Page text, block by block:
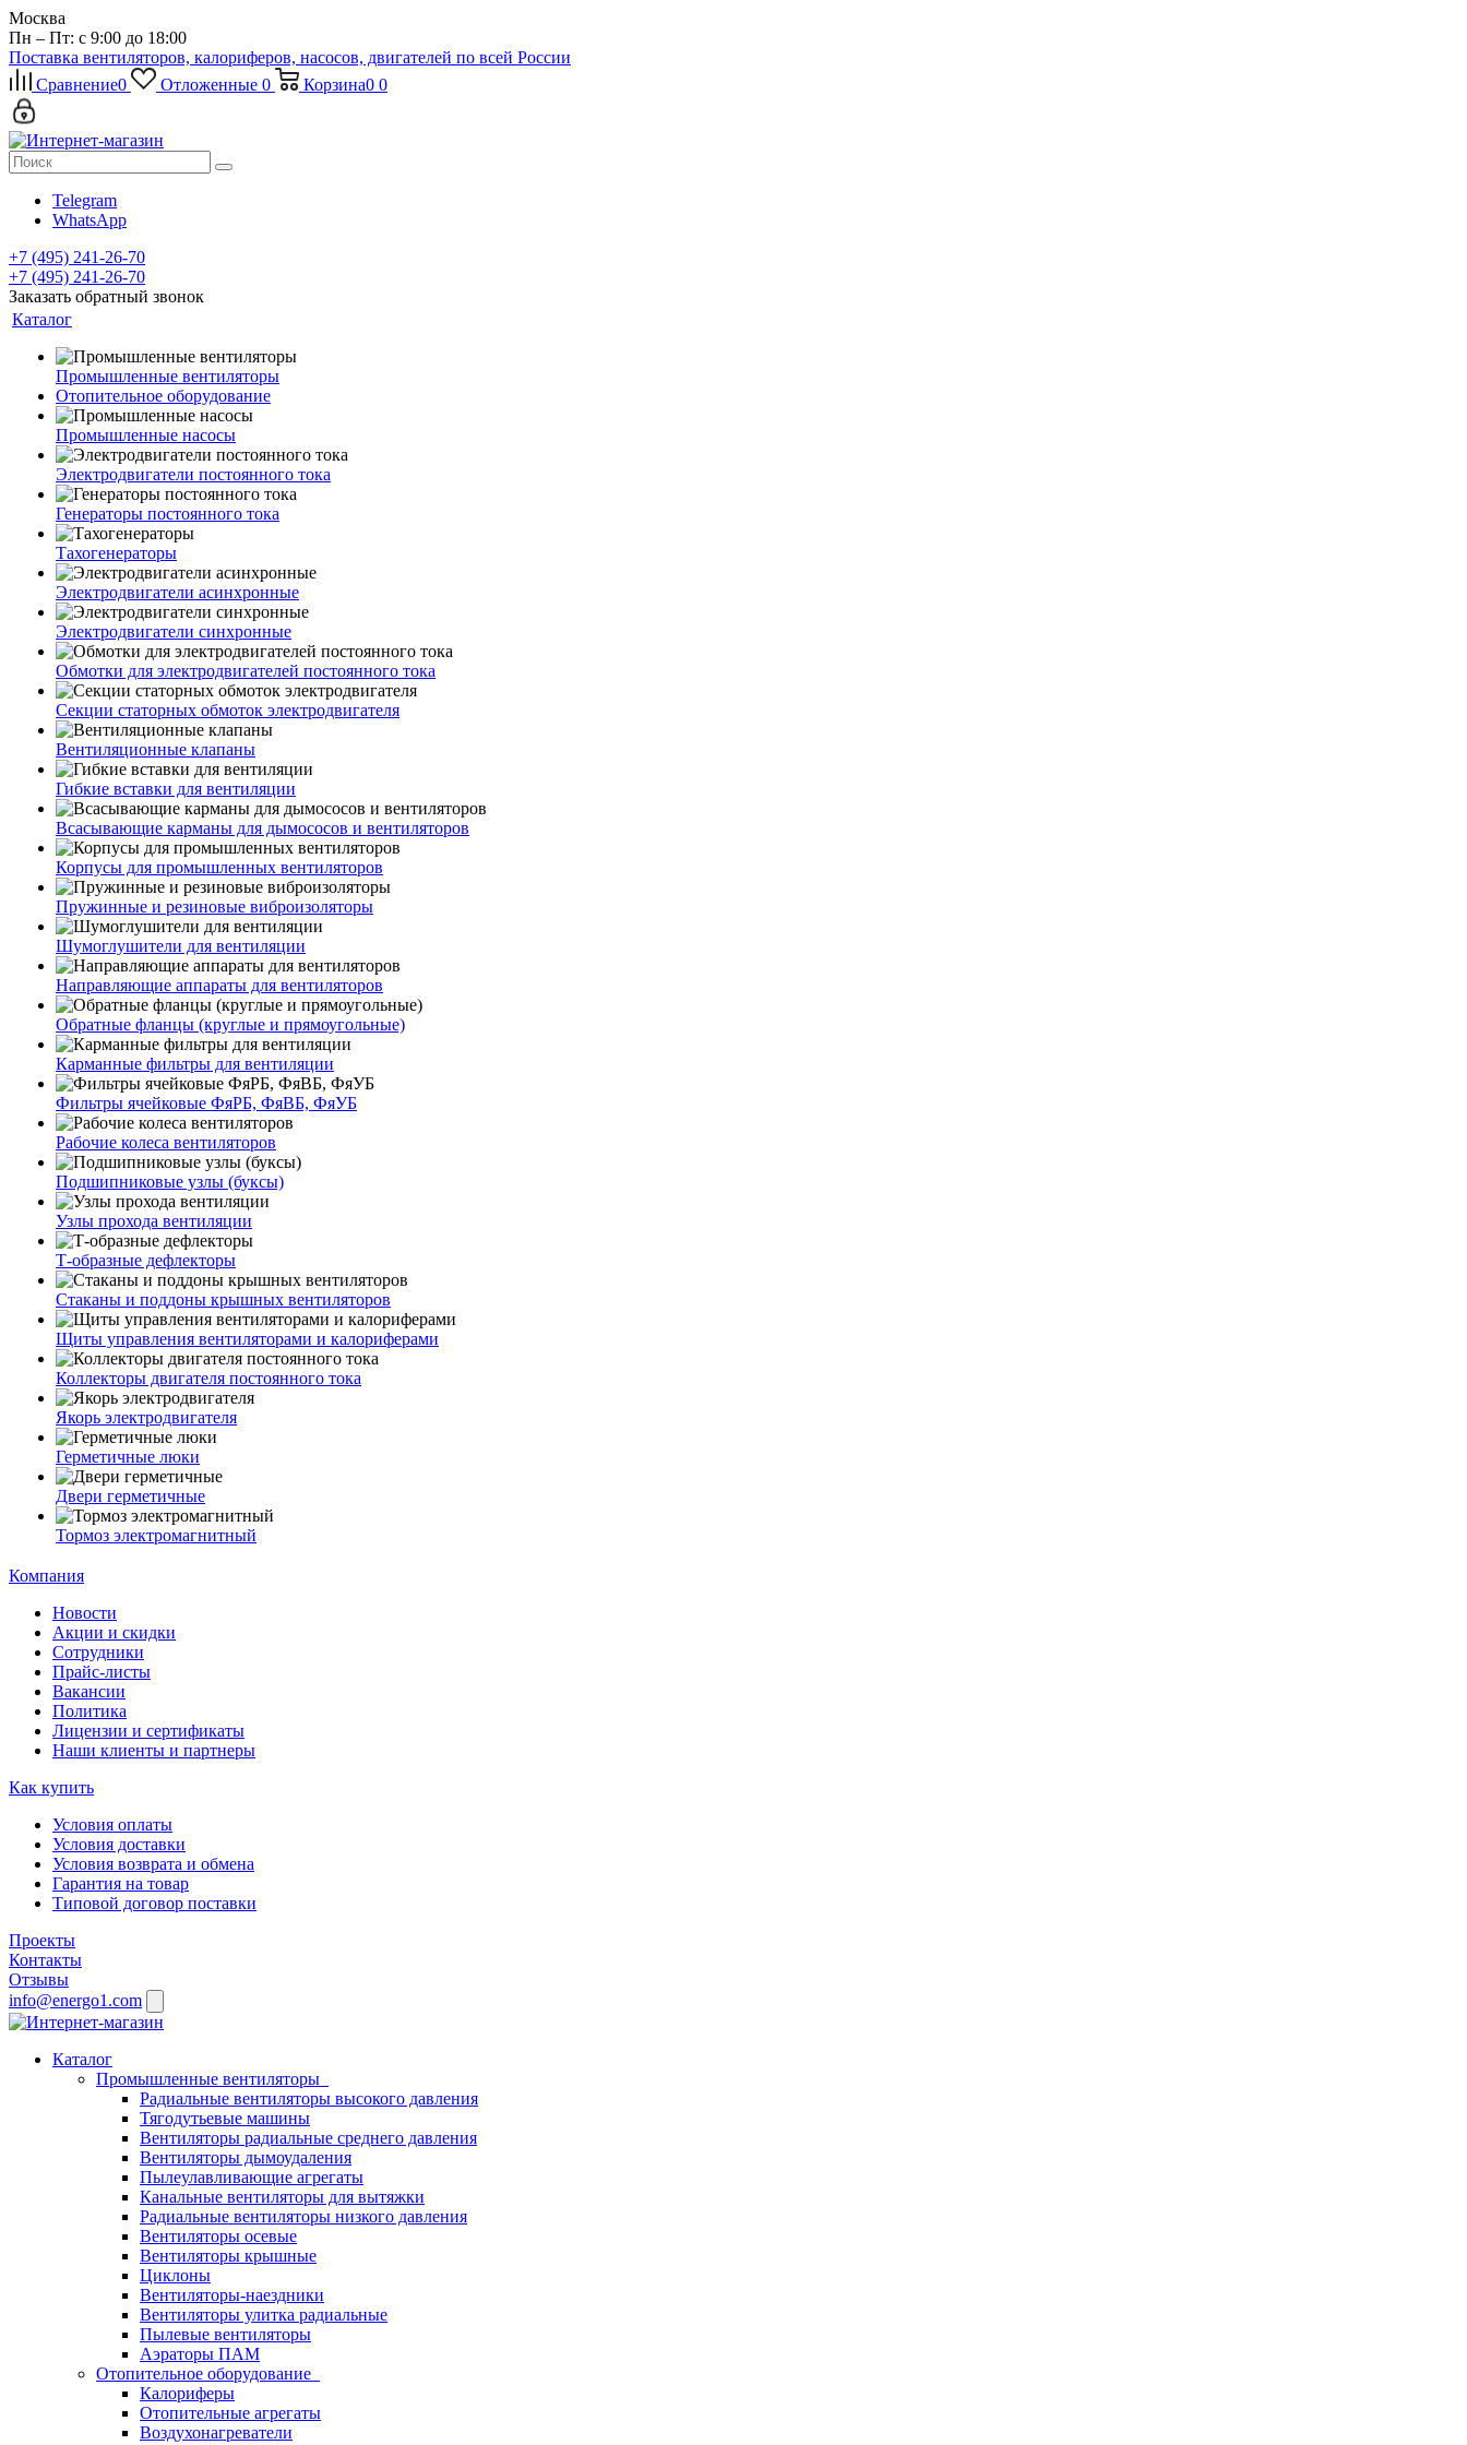
Москва
Пн – Пт: с 9:00 до 18:00
Поставка вентиляторов, калориферов, насосов, двигателей по всей России
Сравнение0 Отложенные 0 Корзина0 0
Telegram
WhatsApp
+7 (495) 241-26-70
+7 (495) 241-26-70
Заказать обратный звонок
Каталог
Промышленные вентиляторы
Отопительное оборудование
Промышленные насосы
Электродвигатели постоянного тока
Генераторы постоянного тока
Тахогенераторы
Электродвигатели асинхронные
Электродвигатели синхронные
Обмотки для электродвигателей постоянного тока
Секции статорных обмоток электродвигателя
Вентиляционные клапаны
Гибкие вставки для вентиляции
Всасывающие карманы для дымососов и вентиляторов
Корпусы для промышленных вентиляторов
Пружинные и резиновые виброизоляторы
Шумоглушители для вентиляции
Направляющие аппараты для вентиляторов
Обратные фланцы (круглые и прямоугольные)
Карманные фильтры для вентиляции
Фильтры ячейковые ФяРБ, ФяВБ, ФяУБ
Рабочие колеса вентиляторов
Подшипниковые узлы (буксы)
Узлы прохода вентиляции
Т-образные дефлекторы
Стаканы и поддоны крышных вентиляторов
Щиты управления вентиляторами и калориферами
Коллекторы двигателя постоянного тока
Якорь электродвигателя
Герметичные люки
Двери герметичные
Тормоз электромагнитный
Компания
Новости
Акции и скидки
Сотрудники
Прайс-листы
Вакансии
Политика
Лицензии и сертификаты
Наши клиенты и партнеры
Как купить
Условия оплаты
Условия доставки
Условия возврата и обмена
Гарантия на товар
Типовой договор поставки
Проекты
Контакты
Отзывы
info@energo1.com
Каталог
Промышленные вентиляторы
Радиальные вентиляторы высокого давления
Тягодутьевые машины
Вентиляторы радиальные среднего давления
Вентиляторы дымоудаления
Пылеулавливающие агрегаты
Канальные вентиляторы для вытяжки
Радиальные вентиляторы низкого давления
Вентиляторы осевые
Вентиляторы крышные
Циклоны
Вентиляторы-наездники
Вентиляторы улитка радиальные
Пылевые вентиляторы
Аэраторы ПАМ
Отопительное оборудование
Калориферы
Отопительные агрегаты
Воздухонагреватели